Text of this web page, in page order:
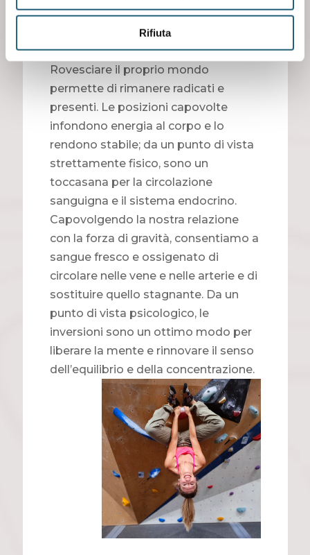
Rifiuta
4 - 26 settembre
A TESTA IN GIÙ’
Rovesciare il proprio mondo
permette di rimanere radicati e
presenti. Le posizioni capovolte
infondono energia al corpo e lo
rendono stabile; da un punto di vista
strettamente fisico, sono un
toccasana per la circolazione
sanguigna e il sistema endocrino.
Capovolgendo la nostra relazione
con la forza di gravità, consentiamo a
sangue fresco e ossigenato di
circolare nelle vene e nelle arterie e di
sostituire quello stagnante. Da un
punto di vista psicologico, le
inversioni sono un ottimo modo per
liberare la mente e rinnovare il senso
dell’equilibrio e della concentrazione.